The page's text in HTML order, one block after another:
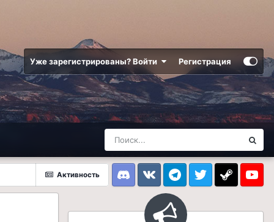
Уже зарегистрированы? Войти Регистрация
Активность
DiscordVK TelegramTwitter Steam